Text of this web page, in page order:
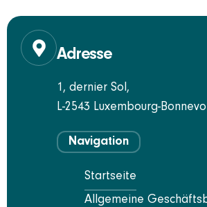
Adresse
1, dernier Sol,
L-2543 Luxembourg-
Navigation
Startseite
Allgemeine